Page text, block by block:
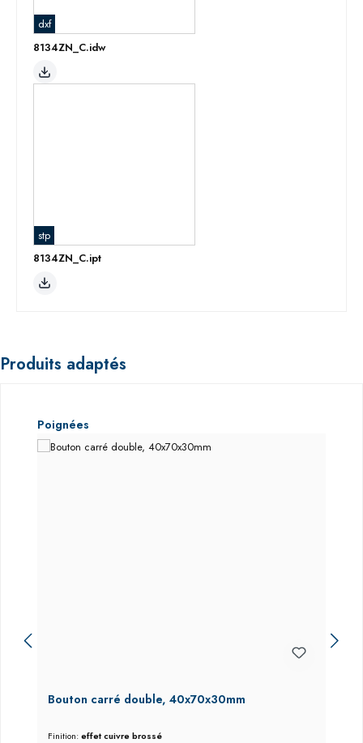
dxf
8134ZN_C.idw
stp
8134ZN_C.ipt
Produits adaptés
Ignorer la galerie de produits
Poignées
Bouton carré double, 40x70x30mm
Finition:effet cuivre brossé